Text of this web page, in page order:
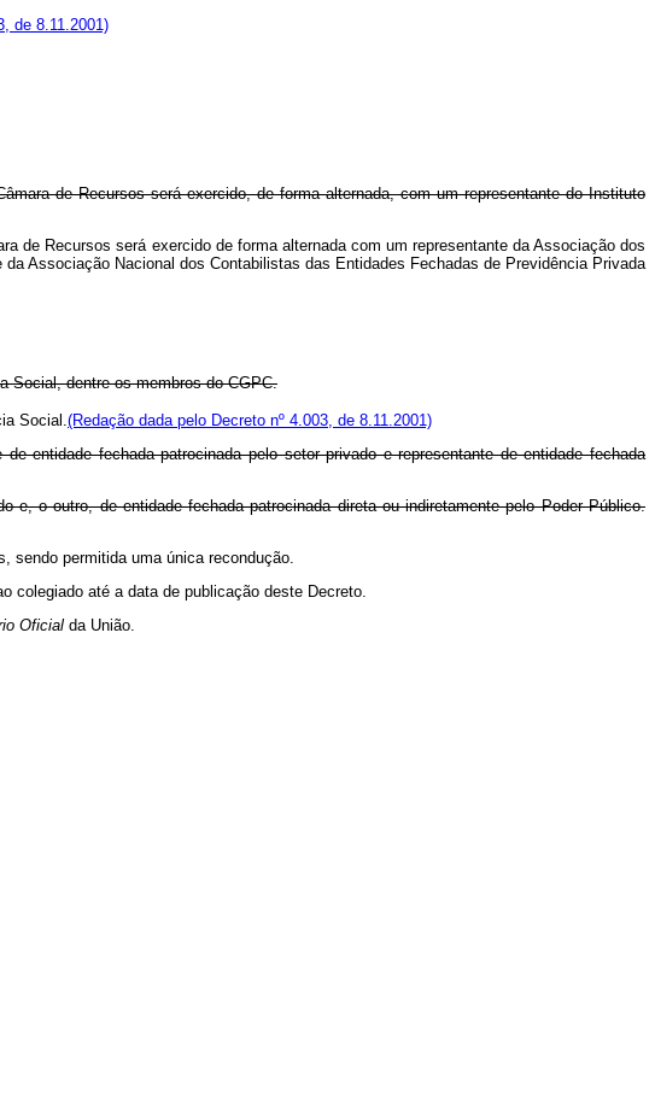
de 8.11.2001)
de Recursos será exercido, de forma alternada, com um representante do Instituto
de Recursos será exercido de forma alternada com um representante da Associação dos
Associação Nacional dos Contabilistas das Entidades Fechadas de Previdência Privada
Social, dentre os membros do CGPC.
Social. (Redação dada pelo Decreto nº 4.003, de 8.11.2001)
entidade fechada patrocinada pelo setor privado e representante de entidade fechada
o outro, de entidade fechada patrocinada direta ou indiretamente pelo Poder Público.
permitida uma única recondução.
até a data de publicação deste Decreto.
Oficial da União.